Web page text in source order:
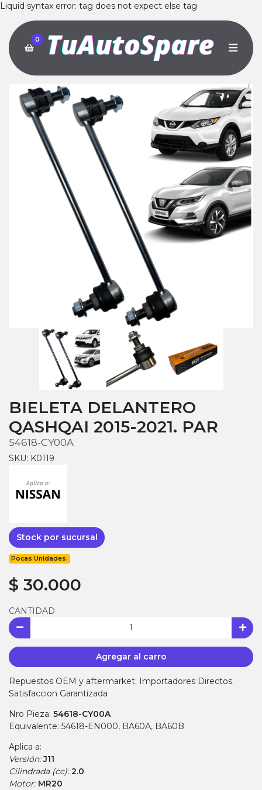
Liquid syntax error: tag does not expect else tag
0
BIELETA DELANTERO
QASHQAI 2015-2021. PAR
54618-CY00A
SKU: K0119
Stock por sucursal
Pocas Unidades.
$ 30.000
CANTIDAD
Agregar al carro
Repuestos OEM y aftermarket. Importadores Directos.
Satisfaccion Garantizada
Nro Pieza: 54618-CY00A
Equivalente: 54618-EN000, BA60A, BA60B
Aplica a:
Versión:J11
Cilindrada (cc): 2.0
Motor: MR20